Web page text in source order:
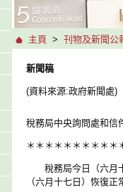
主頁 > 刊物及新聞公
新聞稿
(資料來源:政府新聞處)
稅務局中央詢問處和信
＊＊＊＊＊＊＊＊＊＊
稅務局今日（六月十
（六月十七日）恢復